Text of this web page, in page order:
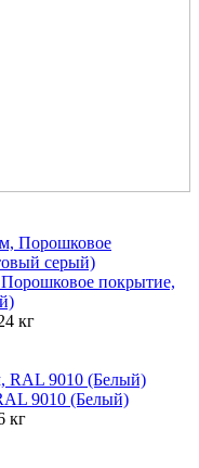
покрытие,
кг
9010 (Белый)
кг